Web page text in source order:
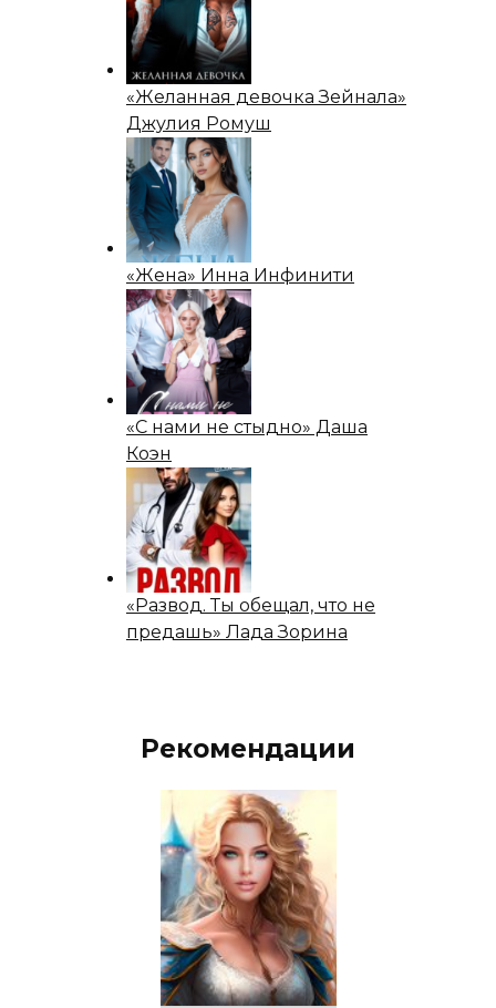
«Желанная девочка Зейнала»
Джулия Ромуш
«Жена» Инна Инфинити
«С нами не стыдно» Даша
Коэн
«Развод. Ты обещал, что не
предашь» Лада Зорина
Рекомендации